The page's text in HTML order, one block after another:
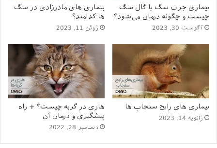
2.3 خارج کردن سنگ با عمل های جراحی
2.4 لیزر لیپوتریپسی جهت درمان سنگ مثانه پت
سنگ مثانه در سگ ها؛ نحوه
تشکیل، ابعاد، انواع و علل
سنگ مثانه که به سنگ سیستولیتیاز نیز معروف است،
رسوبات جامد معدنی هستند که عمدتاً در مثانه پستانداران
شهرنشین تشکیل می‌شوند!
بیماری جرب سگ یا گال سگ
چیست و چگونه درمان می‌شود؟
آگوست 30, 2023
بیماری های مادرزادی در سگ
ها کدامند؟
ژوئن 11, 2023
بیماری های رایج سنجاب ها
ژانویه 14, 2023
هاری در گربه چیست؟ + راه
پیشگیری و درمان آن
دسامبر 28, 2022